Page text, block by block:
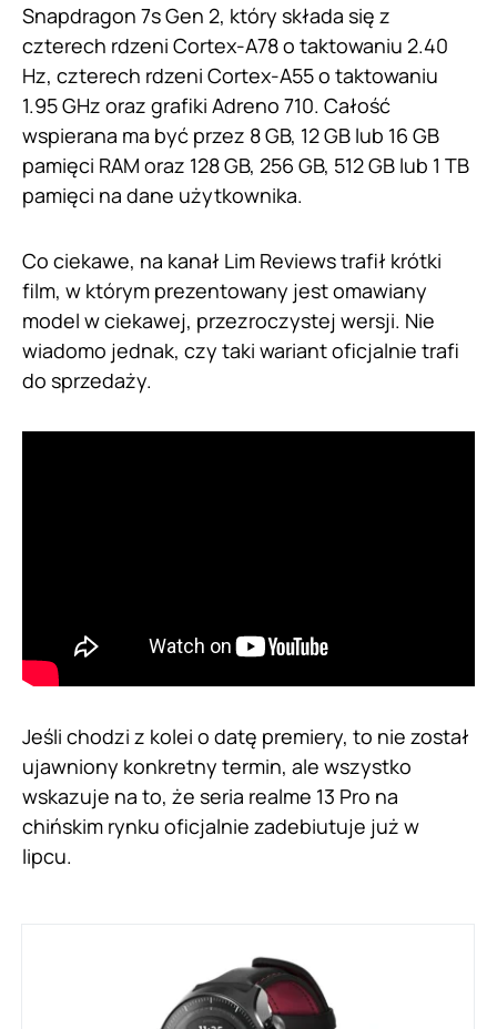
Snapdragon 7s Gen 2, który składa się z
czterech rdzeni Cortex-A78 o taktowaniu 2.40
Hz, czterech rdzeni Cortex-A55 o taktowaniu
1.95 GHz oraz grafiki Adreno 710. Całość
wspierana ma być przez 8 GB, 12 GB lub 16 GB
pamięci RAM oraz 128 GB, 256 GB, 512 GB lub 1 TB
pamięci na dane użytkownika.
Co ciekawe, na kanał Lim Reviews trafił krótki
film, w którym prezentowany jest omawiany
model w ciekawej, przezroczystej wersji. Nie
wiadomo jednak, czy taki wariant oficjalnie trafi
do sprzedaży.
Jeśli chodzi z kolei o datę premiery, to nie został
ujawniony konkretny termin, ale wszystko
wskazuje na to, że seria realme 13 Pro na
chińskim rynku oficjalnie zadebiutuje już w
lipcu.